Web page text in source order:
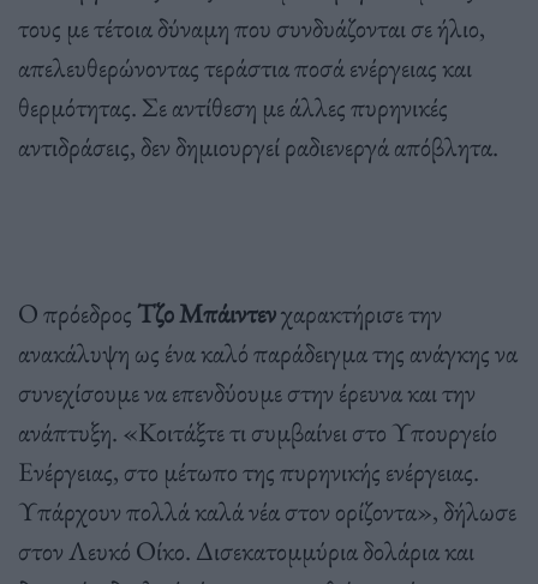
τους με τέτοια δύναμη που συνδυάζονται σε ήλιο,
απελευθερώνοντας τεράστια ποσά ενέργειας και
θερμότητας. Σε αντίθεση με άλλες πυρηνικές
αντιδράσεις, δεν δημιουργεί ραδιενεργά απόβλητα.
Ο πρόεδρος Τζο Μπάιντενχαρακτήρισε την
ανακάλυψη ως ένα καλό παράδειγμα της ανάγκης να
συνεχίσουμε να επενδύουμε στην έρευνα και την
ανάπτυξη. «Κοιτάξτε τι συμβαίνει στο Υπουργείο
Ενέργειας, στο μέτωπο της πυρηνικής ενέργειας.
Υπάρχουν πολλά καλά νέα στον ορίζοντα», δήλωσε
στον Λευκό Οίκο. Δισεκατομμύρια δολάρια και